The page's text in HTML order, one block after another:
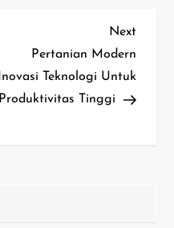
Next
Post
Next
Pertanian Modern
Inovasi Teknologi Untuk
Produktivitas Tinggi